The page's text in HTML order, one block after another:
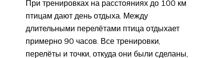
При тренировках на расстояниях до 100 км
птицам дают день отдыха. Между
длительными перелётами птица отдыхает
примерно 90 часов. Все тренировки,
перелёты и точки, откуда они были сделаны,